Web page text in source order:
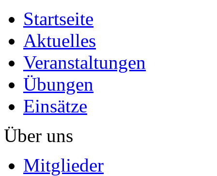
Startseite
Aktuelles
Veranstaltungen
Übungen
Einsätze
Über uns
Mitglieder